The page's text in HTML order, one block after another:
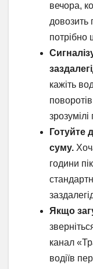
вечора,
довозить
потрібно
кажіть
Готуйте
суму.
години
Якщо
канал
водіїв